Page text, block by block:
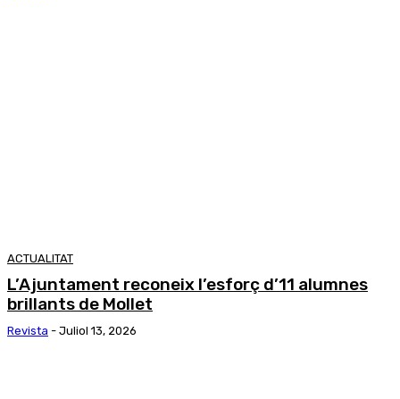
ACTUALITAT
L’Ajuntament reconeix l’esforç d’11 alumnes
brillants de Mollet
Revista - Juliol 13, 2026